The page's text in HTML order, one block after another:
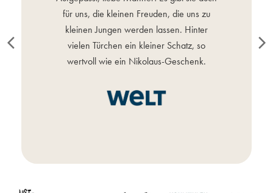
für uns, die kleinen Freuden, die uns zu
kleinen Jungen werden lassen. Hinter
vielen Türchen ein kleiner Schatz, so
wertvoll wie ein Nikolaus-Geschenk.